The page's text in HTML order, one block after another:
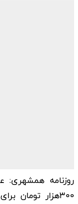
روزنامه همشهری:
۳۰۰هزار تومان